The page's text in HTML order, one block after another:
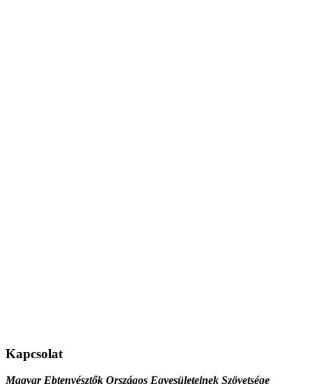
Kapcsolat
Magyar Ebtenyésztők Országos Egyesületeinek Szövetsége